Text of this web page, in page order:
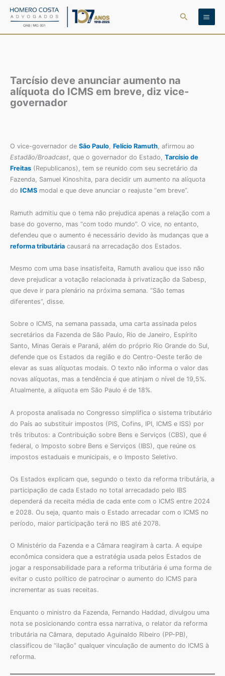
para
Pesquisar
Tarcísio deve anunciar aumento na
alíquota do ICMS em breve, diz vice-
governador
O vice-governador de São Paulo, Felício Ramuth, afirmou ao
Estadão/Broadcast, que o governador do Estado, Tarcísio de
Freitas (Republicanos), tem se reunido com seu secretário da
Fazenda, Samuel Kinoshita, para decidir um aumento na alíquota
do ICMS modal e que deve anunciar o reajuste “em breve”.
Ramuth admitiu que o tema não prejudica apenas a relação com a
base do governo, mas “com todo mundo”. O vice, no entanto,
defendeu que o aumento é necessário devido às mudanças que a
reforma tributária causará na arrecadação dos Estados.
Mesmo com uma base insatisfeita, Ramuth avaliou que isso não
deve prejudicar a votação relacionada à privatização da Sabesp,
que deve ir para plenário na próxima semana. “São temas
diferentes”, disse.
Sobre o ICMS, na semana passada, uma carta assinada pelos
secretários da Fazenda de São Paulo, Rio de Janeiro, Espírito
Santo, Minas Gerais e Paraná, além do próprio Rio Grande do Sul,
defende que os Estados da região e do Centro-Oeste terão de
elevar as suas alíquotas modais. O texto não informa o valor das
novas alíquotas, mas a tendência é que atinjam o nível de 19,5%.
Atualmente, a alíquota em São Paulo é de 18%.
A proposta analisada no Congresso simplifica o sistema tributário
do País ao substituir impostos (PIS, Cofins, IPI, ICMS e ISS) por
três tributos: a Contribuição sobre Bens e Serviços (CBS), que é
federal, o Imposto sobre Bens e Serviços (IBS), que reúne os
impostos estaduais e municipais, e o Imposto Seletivo.
Os Estados explicam que, segundo o texto da reforma tributária, a
participação de cada Estado no total arrecadado pelo IBS
dependerá da receita média de cada ente com o ICMS entre 2024
e 2028. Ou seja, quanto mais o Estado arrecadar com o ICMS no
período, maior participação terá no IBS até 2078.
O Ministério da Fazenda e a Câmara reagiram à carta. A equipe
econômica considera que a estratégia usada pelos Estados de
jogar a responsabilidade para a reforma tributária é uma forma de
evitar o custo político de patrocinar o aumento do ICMS para
incrementar as suas receitas.
Enquanto o ministro da Fazenda, Fernando Haddad, divulgou uma
nota se posicionando contra essa narrativa, o relator da reforma
tributária na Câmara, deputado Aguinaldo Ribeiro (PP-PB),
classificou de “ilação” qualquer vinculação de aumento do ICMS à
reforma.